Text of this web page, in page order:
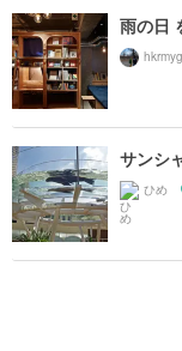
雨の日
サンシ
ひめ